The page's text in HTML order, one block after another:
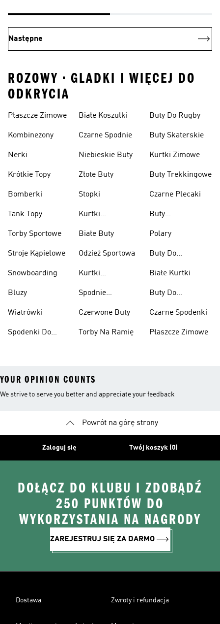
Następne
ROZOWY • GLADKI I WIĘCEJ DO
ODKRYCIA
Płaszcze Zimowe
Kombinezony
Nerki
Krótkie Topy
Bomberki
Tank Topy
Torby Sportowe
Stroje Kąpielowe
Snowboarding
Bluzy
Wiatrówki
Spodenki Do
Białe Koszulki
Czarne Spodnie
Niebieskie Buty
Złote Buty
Stopki
Kurtki
Białe Buty
Odzież Sportowa
Kurtki
Spodnie
Czerwone Buty
Torby Na Ramię
Buty Do Rugby
Buty Skaterskie
Kurtki Zimowe
Buty Trekkingowe
Czarne Plecaki
Buty
Polary
Buty Do
Ciężarów
Białe Kurtki
Buty Do
Czarne Spodenki
Płaszcze Zimowe
YOUR OPINION COUNTS
We strive to serve you better and appreciate your feedback
Powrót na górę strony
Zaloguj się Twój koszyk (0)
DOŁĄCZ DO KLUBU I ZDOBĄDŹ
250 PUNKTÓW DO
WYKORZYSTANIA NA NAGRODY
ZAREJESTRUJ SIĘ ZA DARMO
Dostawa Zwroty i refundacja